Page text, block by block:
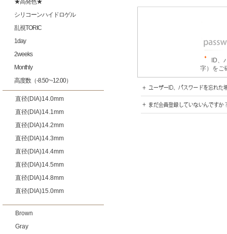
★高発色★
シリコーンハイドロゲル
乱視TORIC
1day
2weeks
Monthly
高度数（-8.50~-12.00）
直径(DIA)14.0mm
直径(DIA)14.1mm
直径(DIA)14.2mm
直径(DIA)14.3mm
直径(DIA)14.4mm
直径(DIA)14.5mm
直径(DIA)14.8mm
直径(DIA)15.0mm
Brown
Gray
ID、
字）をご